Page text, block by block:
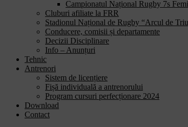
Campionatul Național Rugby 7s
Cluburi afiliate la FRR
Stadionul Național de Rugby “Arcul de
Conducere, comisii și departamente
Decizii Disciplinare
Info – Anunțuri
Tehnic
Antrenori
Sistem de licențiere
Fișă individuală a antrenorului
Program cursuri perfecționare 2024
Download
Contact